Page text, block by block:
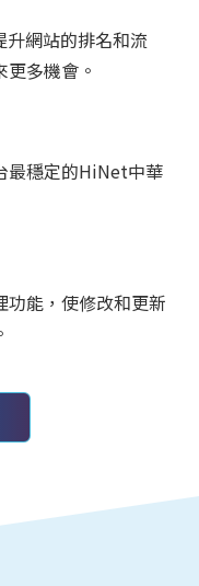
升網站的排名和流
多機會。
最穩定的HiNet中華
功能，使修改和更新